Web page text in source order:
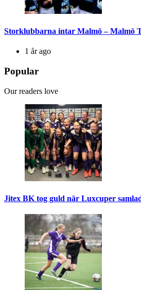
Storklubbarna intar Malmö – Malmö
1 år ago
Popular
Our readers love
Jitex BK tog guld när Luxcuper